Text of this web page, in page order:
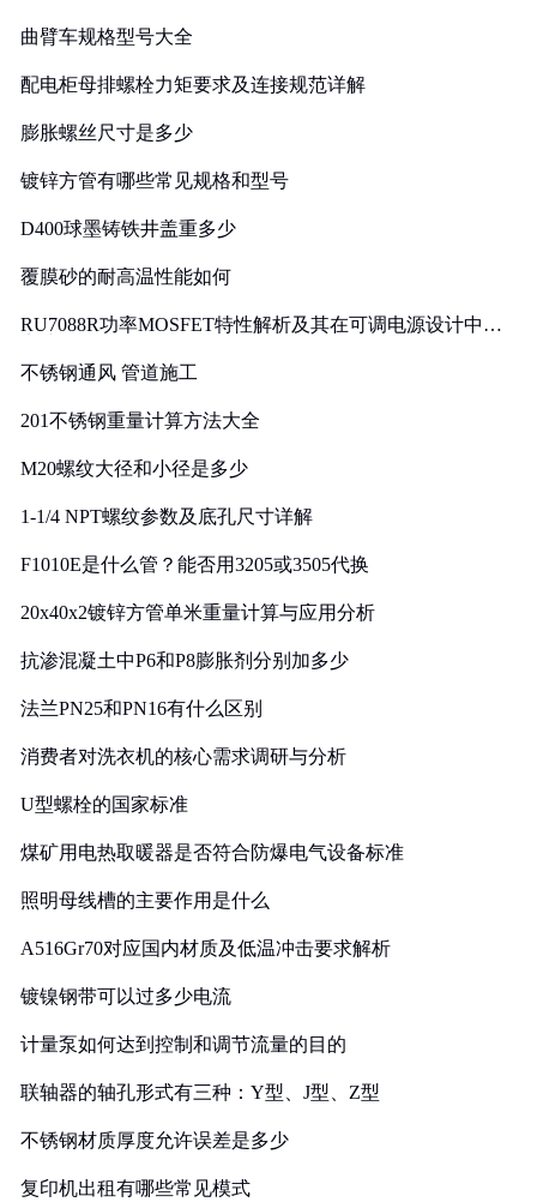
曲臂车规格型号大全
配电柜母排螺栓力矩要求及连接规范详解
膨胀螺丝尺寸是多少
镀锌方管有哪些常见规格和型号
D400球墨铸铁井盖重多少
覆膜砂的耐高温性能如何
RU7088R功率MOSFET特性解析及其在可调电源设计中的
不锈钢通风 管道施工
201不锈钢重量计算方法大全
M20螺纹大径和小径是多少
1-1/4 NPT螺纹参数及底孔尺寸详解
F1010E是什么管？能否用3205或3505代换
20x40x2镀锌方管单米重量计算与应用分析
抗渗混凝土中P6和P8膨胀剂分别加多少
法兰PN25和PN16有什么区别
消费者对洗衣机的核心需求调研与分析
U型螺栓的国家标准
煤矿用电热取暖器是否符合防爆电气设备标准
照明母线槽的主要作用是什么
A516Gr70对应国内材质及低温冲击要求解析
镀镍钢带可以过多少电流
计量泵如何达到控制和调节流量的目的
联轴器的轴孔形式有三种：Y型、J型、Z型
不锈钢材质厚度允许误差是多少
复印机出租有哪些常见模式